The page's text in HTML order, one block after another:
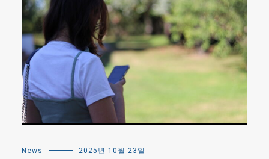
News 2025년 10월 23일